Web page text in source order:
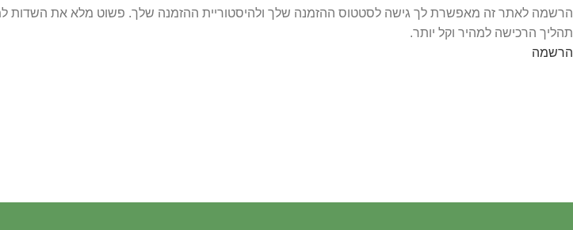
הרשמה לאתר זה מאפשרת לך גישה לסטטוס ההזמנה שלך ולהיסטוריית ההזמנה שלך. פשוט מלא את השדות
תהליך הרכישה למהיר וקל יותר.
הרשמה